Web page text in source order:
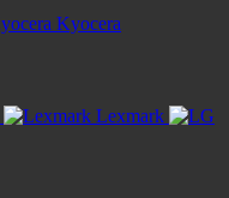
Kyocera
Lexmark